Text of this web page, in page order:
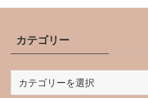
カテゴリー